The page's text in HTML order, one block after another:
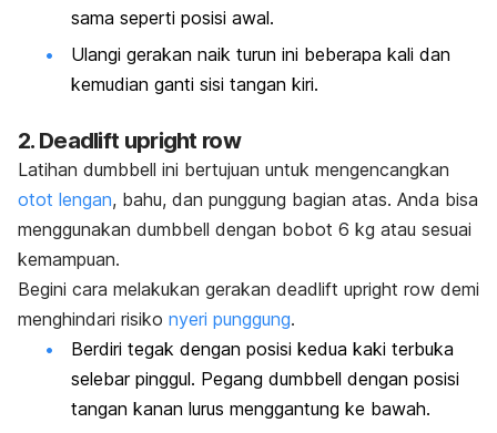
sama seperti posisi awal.
Ulangi gerakan naik turun ini beberapa kali dan
kemudian ganti sisi tangan kiri.
2. Deadlift upright row
Latihan dumbbell ini bertujuan untuk mengencangkan
otot lengan, bahu, dan punggung bagian atas. Anda bisa
menggunakan dumbbell dengan bobot 6 kg atau sesuai
kemampuan.
Begini cara melakukan gerakan deadlift upright row demi
menghindari risiko nyeri punggung.
Berdiri tegak dengan posisi kedua kaki terbuka
selebar pinggul. Pegang dumbbell dengan posisi
tangan kanan lurus menggantung ke bawah.